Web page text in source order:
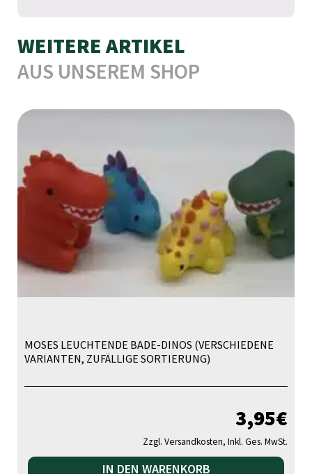
WEITERE ARTIKEL
AUS UNSEREM SHOP
MOSES LEUCHTENDE BADE-DINOS (VERSCHIEDENE
VARIANTEN, ZUFÄLLIGE SORTIERUNG)
3,95€
Zzgl. Versandkosten, Inkl. Ges. MwSt.
IN DEN WARENKORB